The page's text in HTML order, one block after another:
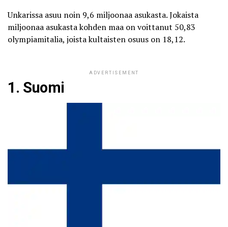
Unkarissa asuu noin 9,6 miljoonaa asukasta. Jokaista
miljoonaa asukasta kohden maa on voittanut 50,83
olympiamitalia, joista kultaisten osuus on 18,12.
ADVERTISEMENT
1. Suomi